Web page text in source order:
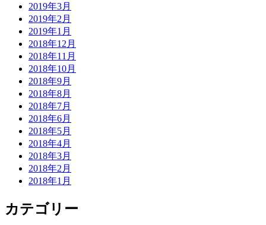
2019年3月
2019年2月
2019年1月
2018年12月
2018年11月
2018年10月
2018年9月
2018年8月
2018年7月
2018年6月
2018年5月
2018年4月
2018年3月
2018年2月
2018年1月
カテゴリー